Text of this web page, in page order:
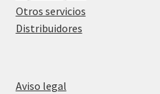
Otros servicios
Distribuidores
Aviso legal